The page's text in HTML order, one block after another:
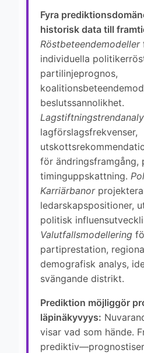
Fyra
historisk data till
Röstbeteendemodeller
individuella
partilinjeprognos,
beslutssannolikhet.
lagförslagsfrekvenser,
för ändringsframgång,
timinguppskattning.
Karriärbanor
ledarskapspositioner,
politisk
Valutfallsmodellering
partiprestation,
demografisk analys,
svängande distrikt.
Prediktion möjliggör
läpinäkyvyys:
visar vad som hände.